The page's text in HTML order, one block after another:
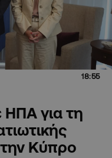
18:55
ΗΠΑ για τη
Κύπρο